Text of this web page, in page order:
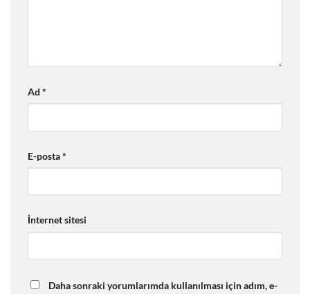
Ad *
E-posta*
İnternet sitesi
Daha sonraki yorumlarımda kullanılması için adım, e-